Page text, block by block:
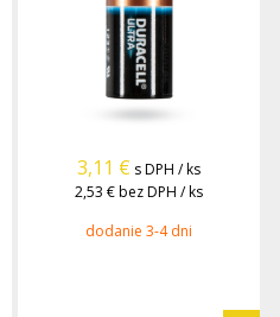
3,11 € s DPH / ks
2,53 €bez DPH / ks
dodanie 3-4 dni